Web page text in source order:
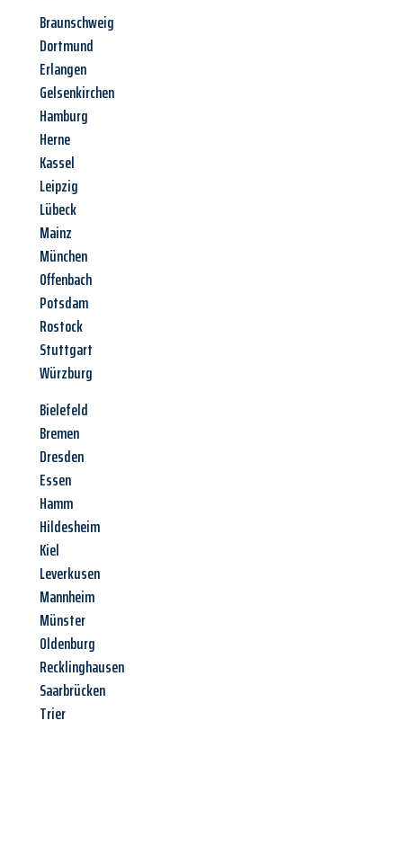
Braunschweig
Dortmund
Erlangen
Gelsenkirchen
Hamburg
Herne
Kassel
Leipzig
Lübeck
Mainz
München
Offenbach
Potsdam
Rostock
Stuttgart
Würzburg
Bielefeld
Bremen
Dresden
Essen
Hamm
Hildesheim
Kiel
Leverkusen
Mannheim
Münster
Oldenburg
Recklinghausen
Saarbrücken
Trier